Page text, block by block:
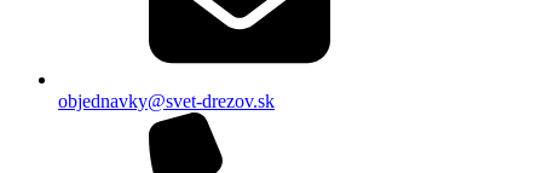
objednavky@svet-drezov.sk